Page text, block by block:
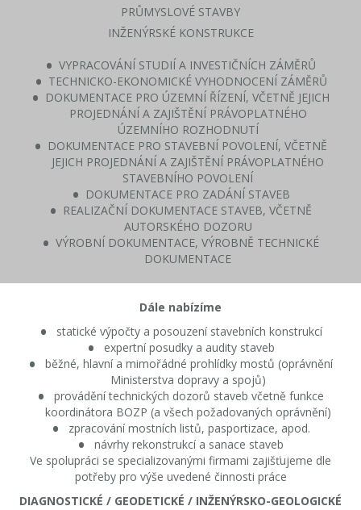
PRŮMYSLOVÉ STAVBY
INŽENÝRSKÉ KONSTRUKCE
VYPRACOVÁNÍ STUDIÍ A INVESTIČNÍCH ZÁMĚRŮ
TECHNICKO-EKONOMICKÉ VYHODNOCENÍ ZÁMĚRŮ
DOKUMENTACE PRO ÚZEMNÍ ŘÍZENÍ, VČETNĚ JEJICH
PROJEDNÁNÍ A ZAJIŠTĚNÍ PRÁVOPLATNÉHO
ÚZEMNÍHO ROZHODNUTÍ
DOKUMENTACE PRO STAVEBNÍ POVOLENÍ, VČETNĚ
JEJICH PROJEDNÁNÍ A ZAJIŠTĚNÍ PRÁVOPLATNÉHO
STAVEBNÍHO POVOLENÍ
DOKUMENTACE PRO ZADÁNÍ STAVEB
REALIZAČNÍ DOKUMENTACE STAVEB, VČETNĚ
AUTORSKÉHO DOZORU
VÝROBNÍ DOKUMENTACE, VÝROBNĚ TECHNICKÉ
DOKUMENTACE
Dále nabízíme
statické výpočty a posouzení stavebních konstrukcí
expertní posudky a audity staveb
běžné, hlavní a mimořádné prohlídky mostů (oprávnění
Ministerstva dopravy a spojů)
provádění technických dozorů staveb včetně funkce
koordinátora BOZP (a všech požadovaných oprávnění)
zpracování mostních listů, pasportizace, apod.
návrhy rekonstrukcí a sanace staveb
Ve spolupráci se specializovanými firmami zajišťujeme dle
potřeby pro výše uvedené činnosti práce
DIAGNOSTICKÉ / GEODETICKÉ / INŽENÝRSKO-GEOLOGICKÉ